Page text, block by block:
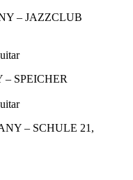
– JAZZCLUB
SPEICHER
– SCHULE 21,